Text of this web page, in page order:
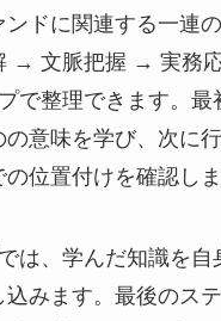
ドに関連する一連の
→ 文脈把握 → 実務
で整理できます。最
意味を学び、次に
位置付けを確認しま
は、学んだ知識を自
みます。最後のス